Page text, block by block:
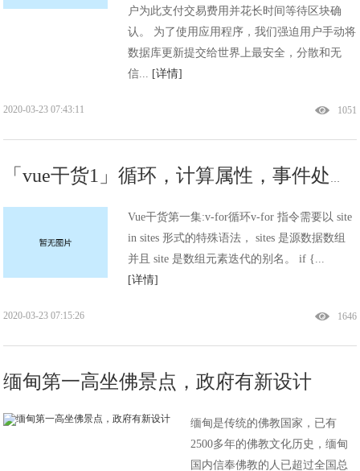
户为此支付交易费用并花长时间等待区块确
认。 为了使用应用程序，我们强迫用户手动将
数据库更新提交给世界上最安全，分散和无
信...
[详情]
1051
2020-03-23 07:43:11
「vue干货1」循环，计算属性，事件处理器
Vue干货第一集:v-for循环v-for 指令需要以 site
in sites 形式的特殊语法， sites 是源数据数组
并且 site 是数组元素迭代的别名。 if {...
[详情]
1646
2020-03-23 07:15:26
缅甸第一高坐佛景点，政府有新设计
缅甸是传统的佛教国家，已有
2500多年的佛教文化历史，缅甸
国内信奉佛教的人已超过全国总